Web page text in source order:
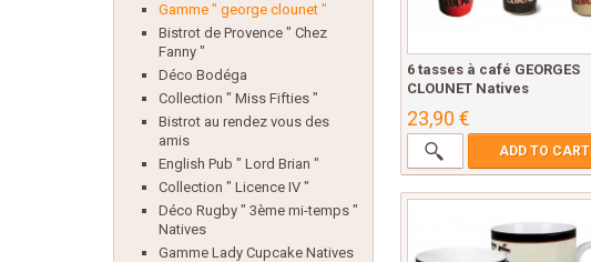
Gamme " george clounet "
Bistrot de Provence " Chez
Fanny "
Déco Bodéga
Collection " Miss Fifties "
Bistrot au rendez vous des
amis
English Pub " Lord Brian "
Collection " Licence IV "
Déco Rugby " 3ème mi-temps "
Natives
Gamme Lady Cupcake Natives
6 tasses à café GEORGES
CLOUNET Natives
23,90 €
ADD TO CART